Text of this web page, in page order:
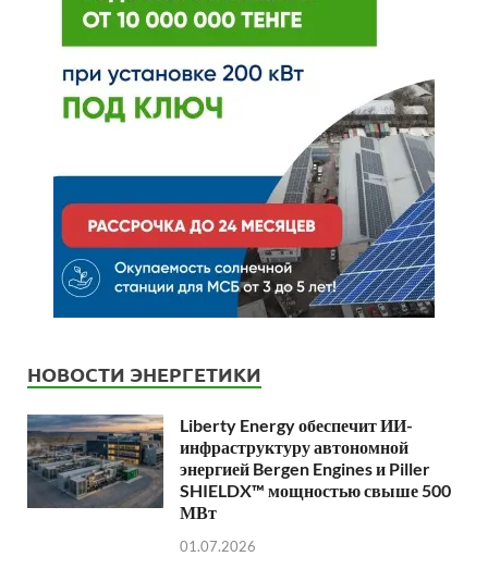
НОВОСТИ ЭНЕРГЕТИКИ
Liberty Energy обеспечит ИИ-
инфраструктуру автономной
энергией Bergen Engines и Piller
SHIELDX™ мощностью свыше 500
МВт
01.07.2026